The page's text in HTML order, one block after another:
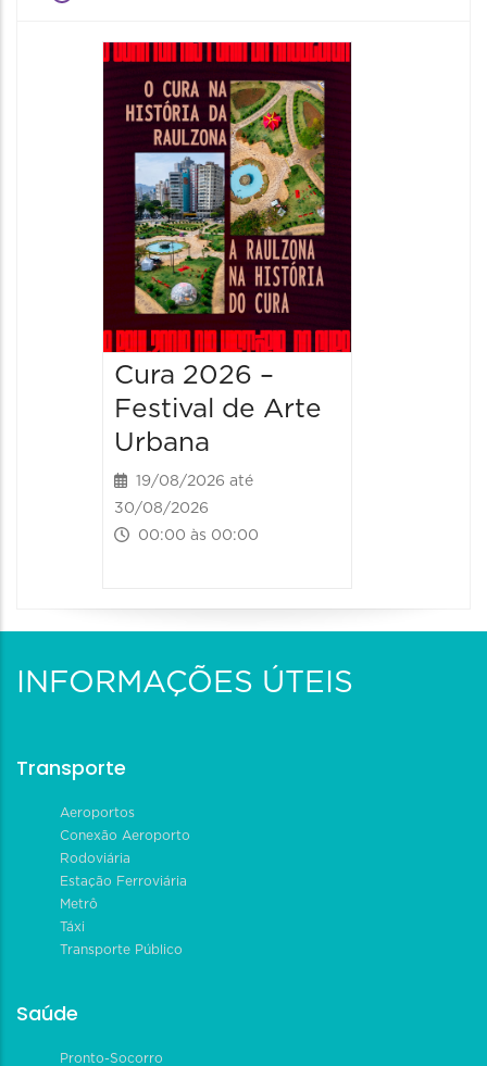
Cura 2026 –
Festival de Arte
Urbana
19/08/2026 até
30/08/2026
00:00 às 00:00
INFORMAÇÕES ÚTEIS
Transporte
Aeroportos
Conexão Aeroporto
Rodoviária
Estação Ferroviária
Metrô
Táxi
Transporte Público
Saúde
Pronto-Socorro